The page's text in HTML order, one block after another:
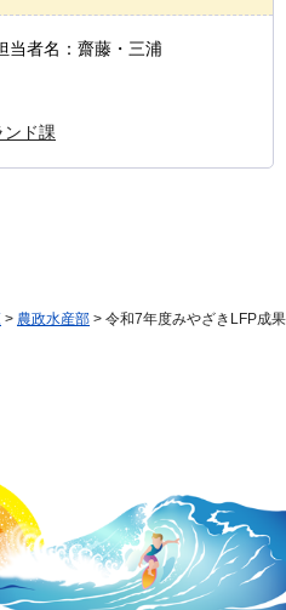
者名：齋藤・三浦
ンド課
> 農政水産部 > 令和7年度みやざきLFP成果